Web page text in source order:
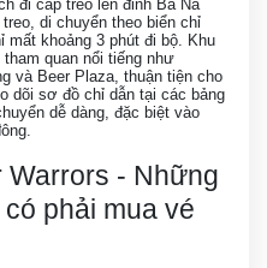
đi cáp treo lên đỉnh Bà Nà
di chuyển theo biển chỉ
mất khoảng 3 phút đi bộ. Khu
quan nổi tiếng như
và Beer Plaza, thuận tiện cho
dõi sơ đồ chỉ dẫn tại các bảng
dễ dàng, đặc biệt vào
Warrors - Những
phải mua vé